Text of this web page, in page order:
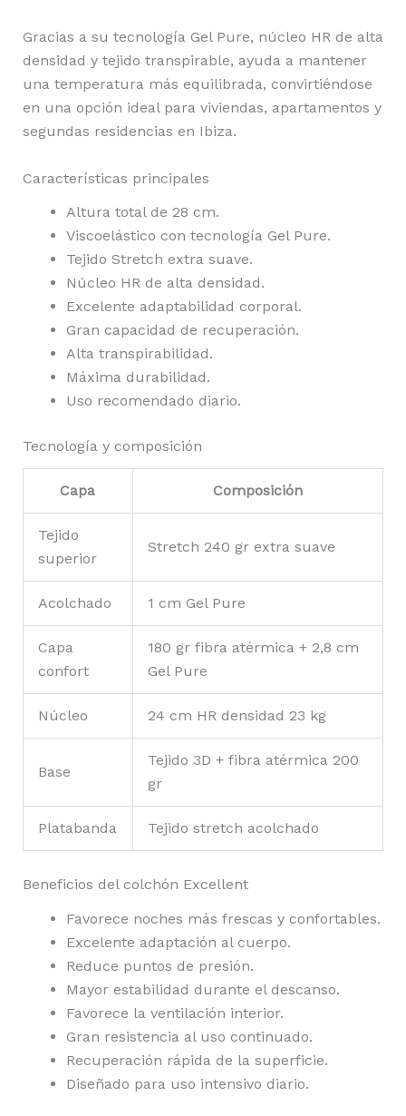
Gracias a su tecnología Gel Pure, núcleo HR de alta
densidad y tejido transpirable, ayuda a mantener
una temperatura más equilibrada, convirtiéndose
en una opción ideal para viviendas, apartamentos y
segundas residencias en Ibiza.
Características principales
Altura total de 28 cm.
Viscoelástico con tecnología Gel Pure.
Tejido Stretch extra suave.
Núcleo HR de alta densidad.
Excelente adaptabilidad corporal.
Gran capacidad de recuperación.
Alta transpirabilidad.
Máxima durabilidad.
Uso recomendado diario.
Tecnología y composición
Capa Composición
Tejido
superior
Stretch 240 gr extra suave
Acolchado 1 cm Gel Pure
Capa
confort
180 gr fibra atérmica + 2,8 cm
Gel Pure
Núcleo 24 cm HR densidad 23 kg
Base
Tejido 3D + fibra atérmica 200
gr
Platabanda Tejido stretch acolchado
Beneficios del colchón Excellent
Favorece noches más frescas y confortables.
Excelente adaptación al cuerpo.
Reduce puntos de presión.
Mayor estabilidad durante el descanso.
Favorece la ventilación interior.
Gran resistencia al uso continuado.
Recuperación rápida de la superficie.
Diseñado para uso intensivo diario.